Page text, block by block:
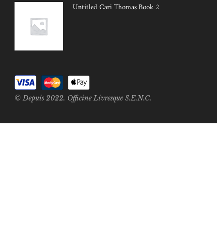
Untitled Cari Thomas Book 2
© Depuis 2022. Officine Livresque S.E.N.C.